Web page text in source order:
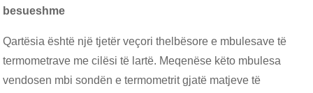
besueshme
Qartësia është një tjetër veçori thelbësore e mbulesave të
termometrave me cilësi të lartë. Meqenëse këto mbulesa
vendosen mbi sondën e termometrit gjatë matjeve të